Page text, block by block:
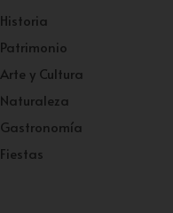
Historia
Patrimonio
Arte y Cultura
Naturaleza
Gastronomía
Fiestas